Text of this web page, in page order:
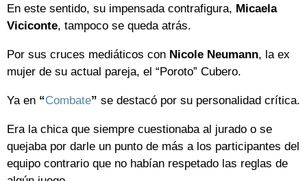
En este sentido, su impensada contrafigura, Micaela
Viciconte, tampoco se queda atrás.
Por sus cruces mediáticos con Nicole Neumann, la ex
mujer de su actual pareja, el “Poroto” Cubero.
Ya en “Combate” se destacó por su personalidad crítica.
Era la chica que siempre cuestionaba al jurado o se
quejaba por darle un punto de más a los participantes del
equipo contrario que no habían respetado las reglas de